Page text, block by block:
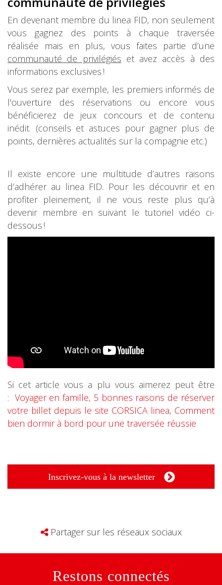
En devenant membre du linea FID, non seulement
vous gagnez des points à chaque traversée
réalisée mais en plus, vous faites partie d’une
communauté de privilégiés et avez accès à des
informations exclusives !
Vous serez par exemple, les premiers informés de
l'ouverture des réservations ou encore vous
bénéficierez de jeux concours et de contenu
inédit. (conseils et astuces pour gagner plus de
points, dernières actualités sur la compagnie etc.)
Il existe encore une multitude d’autres raisons
d’adhérer au linea FID. Pour les découvrir et en
profiter pleinement, il ne vous reste plus qu’à
devenir membre en suivant le tutoriel vidéo ci-
dessous !
Si cet article vous a plu vous aimerez peut être
: Voyager en famille, 5 bonnes raisons de réserver
votre billet depuis le site CORSICA linea, Comment
bien dormir à bord pour une traversée réussie
Inscrivez-vous à la newsletter
Partager sur les réseaux sociaux
Restons connectés